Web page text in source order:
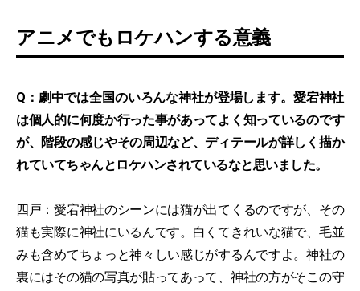
アニメでもロケハンする意義
Q：劇中では全国のいろんな神社が登場します。愛宕神社
は個人的に何度か行った事があってよく知っているのです
が、階段の感じやその周辺など、ディテールが詳しく描か
れていてちゃんとロケハンされているなと思いました。
四戸：愛宕神社のシーンには猫が出てくるのですが、その
猫も実際に神社にいるんです。白くてきれいな猫で、毛並
みも含めてちょっと神々しい感じがするんですよ。神社の
裏にはその猫の写真が貼ってあって、神社の方がそこの守